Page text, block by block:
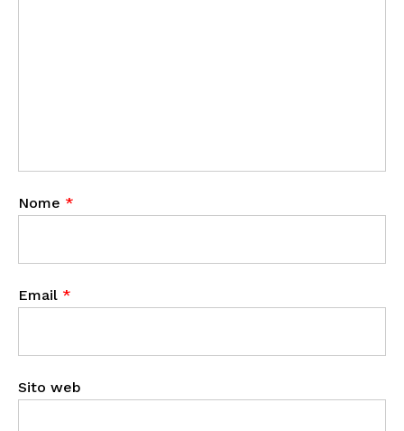
Nome *
Email *
Sito web